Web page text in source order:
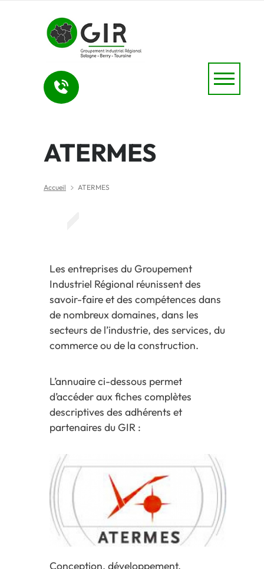
ATERMES
Accueil ATERMES
Les entreprises du Groupement
Industriel Régional réunissent des
savoir-faire et des compétences dans
de nombreux domaines, dans les
secteurs de l’industrie, des services, du
commerce ou de la construction.
L’annuaire ci-dessous permet
d’accéder aux fiches complètes
descriptives des adhérents et
partenaires du GIR :
Conception, développement,